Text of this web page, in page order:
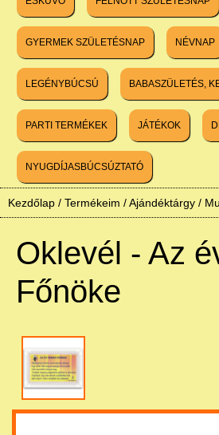
GYERMEK SZÜLETÉSNAP NÉVNAP
LEGÉNYBÚCSÚ BABASZÜLETÉS,
PARTI TERMÉKEK JÁTÉKOK
NYUGDÍJASBÚCSÚZTATÓ
Kezdőlap / Termékeim /Ajándéktárgy /
Oklevél - Az
Főnöke